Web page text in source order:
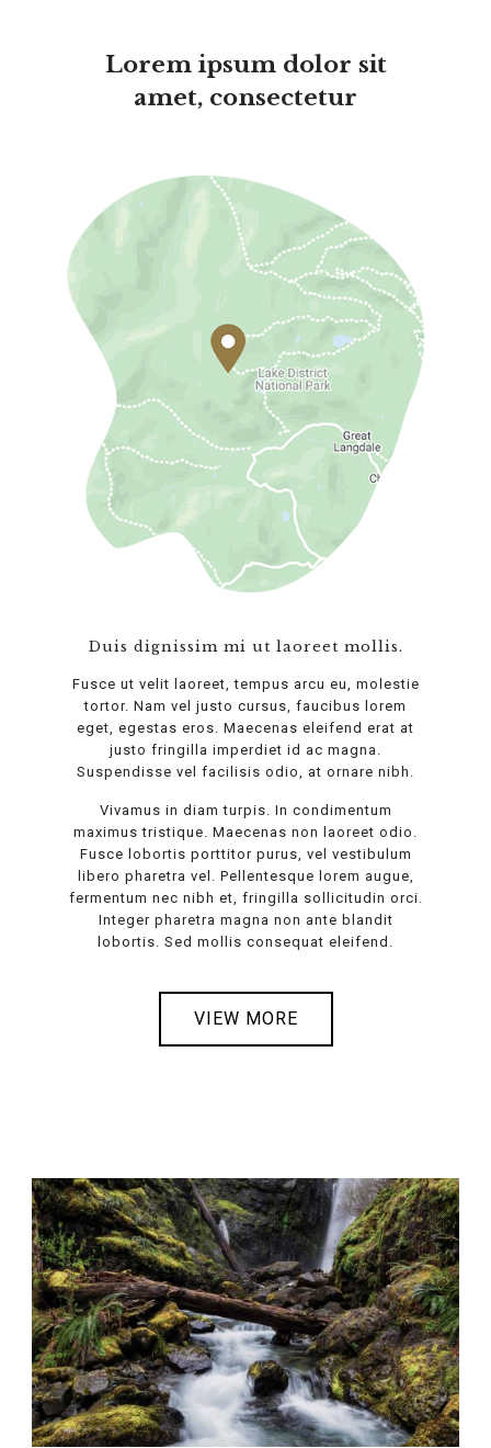
Lorem ipsum dolor sit
amet, consectetur
Duis dignissim mi ut laoreet mollis.
Fusce ut velit laoreet, tempus arcu eu, molestie
tortor. Nam vel justo cursus, faucibus lorem
eget, egestas eros. Maecenas eleifend erat at
justo fringilla imperdiet id ac magna.
Suspendisse vel facilisis odio, at ornare nibh.
Vivamus in diam turpis. In condimentum
maximus tristique. Maecenas non laoreet odio.
Fusce lobortis porttitor purus, vel vestibulum
libero pharetra vel. Pellentesque lorem augue,
fermentum nec nibh et, fringilla sollicitudin orci.
Integer pharetra magna non ante blandit
lobortis. Sed mollis consequat eleifend.
VIEW MORE